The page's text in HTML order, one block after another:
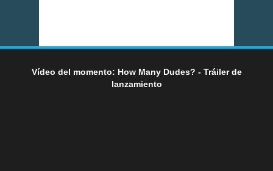
Vídeo del momento: How Many Dudes? - Tráiler de
lanzamiento